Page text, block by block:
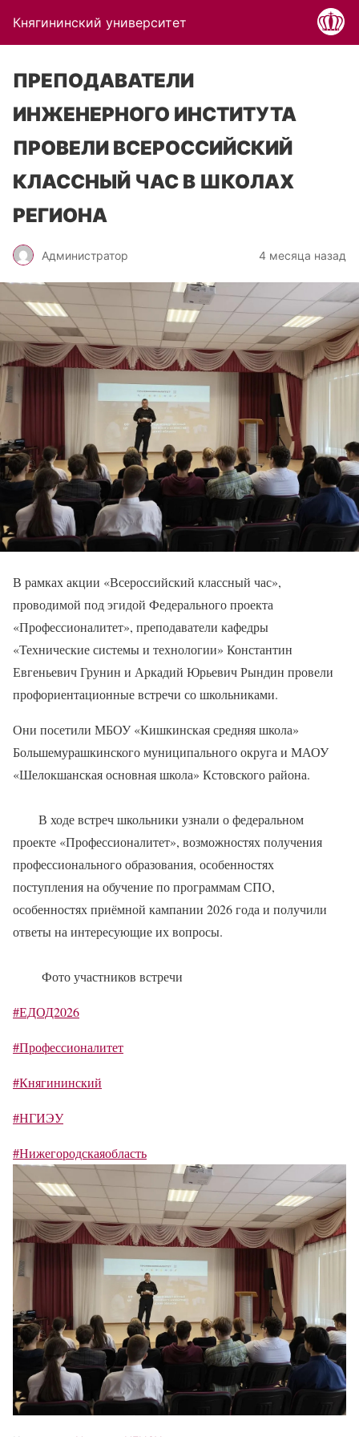
Княгининский университет
ПРЕПОДАВАТЕЛИ
ИНЖЕНЕРНОГО ИНСТИТУТА
ПРОВЕЛИ ВСЕРОССИЙСКИЙ
КЛАССНЫЙ ЧАС В ШКОЛАХ
РЕГИОНА
Администратор 4 месяца назад
В рамках акции «Всероссийский классный час»,
проводимой под эгидой Федерального проекта
«Профессионалитет», преподаватели кафедры
«Технические системы и технологии» Константин
Евгеньевич Грунин и Аркадий Юрьевич Рындин провели
профориентационные встречи со школьниками.
Они посетили МБОУ «Кишкинская средняя школа»
Большемурашкинского муниципального округа и МАОУ
«Шелокшанская основная школа» Кстовского района.
В ходе встреч школьники узнали о федеральном
проекте «Профессионалитет», возможностях получения
профессионального образования, особенностях
поступления на обучение по программам СПО,
особенностях приёмной кампании 2026 года и получили
ответы на интересующие их вопросы.
Фото участников встречи
#ЕДОД2026
#Профессионалитет
#Княгининский
#НГИЭУ
#Нижегородскаяобласть